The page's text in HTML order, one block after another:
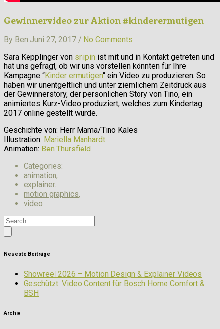
Gewinnervideo zur Aktion #kinderermutigen
By Ben Juni 27, 2017 / No Comments
Sara Kepplinger von snipin ist mit und in Kontakt getreten und
hat uns gefragt, ob wir uns vorstellen könnten für Ihre
Kampagne “Kinder ermutigen“ ein Video zu produzieren. So
haben wir unentgeltlich und unter ziemlichem Zeitdruck aus
der Gewinnerstory, der persönlichen Story von Tino, ein
animiertes Kurz-Video produziert, welches zum Kindertag
2017 online gestellt wurde.
Geschichte von: Herr Mama/Tino Kales
Illustration: Mariella Manhardt
Animation: Ben Thursfield
Categories:
animation,
explainer,
motion graphics,
video
Neueste Beiträge
Showreel 2026 – Motion Design & Explainer Videos
Geschützt: Video Content für Bosch Home Comfort &
BSH
Archiv